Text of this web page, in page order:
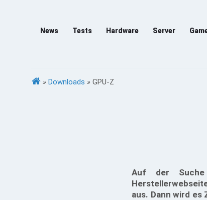
News Tests Hardware Server
» Downloads » GPU-Z
Auf der Suche
aus. Dann wird